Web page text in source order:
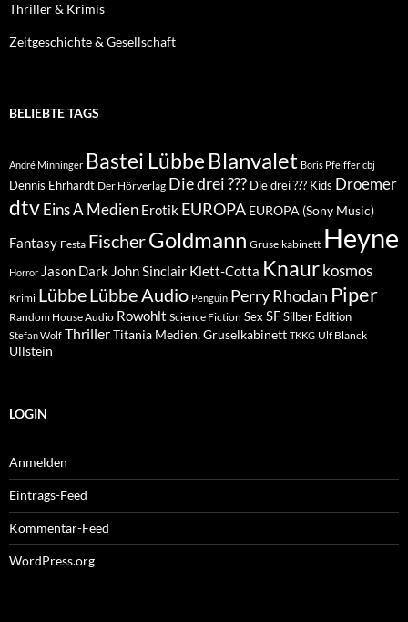
Thriller & Krimis
Zeitgeschichte & Gesellschaft
BELIEBTE TAGS
André Minninger Bastei Lübbe Blanvalet Boris Pfeiffer cbj
Dennis Ehrhardt Der Hörverlag Die drei ??? Die drei ??? Kids Droemer
dtvEins A Medien Erotik EUROPA EUROPA (Sony Music)
Fantasy Festa FischerGoldmann Gruselkabinett Heyne
Horror Jason Dark John Sinclair Klett-Cotta Knaur kosmos
Krimi LübbeLübbe Audio Penguin Perry Rhodan Piper
Random House Audio Rowohlt Science Fiction Sex SFSilber Edition
Stefan Wolf ThrillerTitania Medien, Gruselkabinett TKKG Ulf Blanck
Ullstein
LOGIN
Anmelden
Eintrags-Feed
Kommentar-Feed
WordPress.org